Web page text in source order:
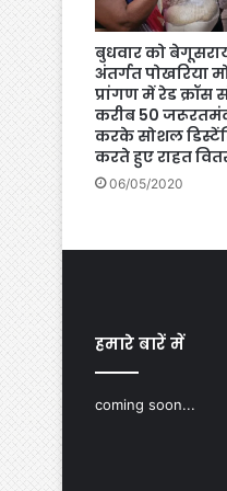
बुधवार को
अंतर्गत पोखरिया
प्रांगण में रेड क्रॉस
करीब 50 जरूरतमंद
करके सोशल
करते हुए राहत
06/05/2020
हमारे बारें में
coming soon...